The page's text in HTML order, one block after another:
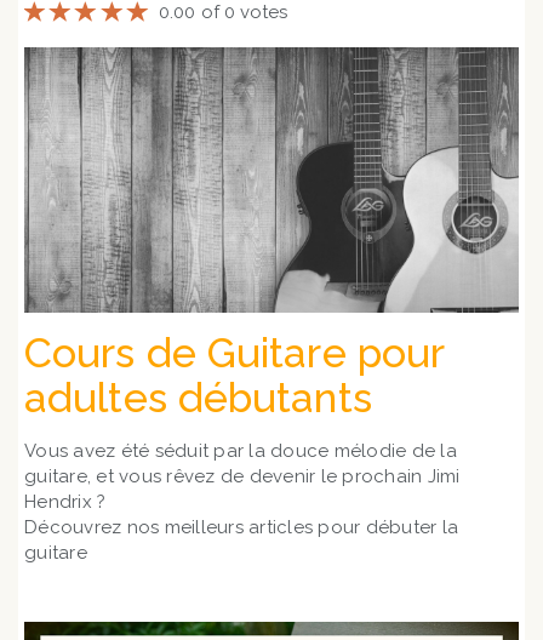
0.00 of 0 votes
Cours de Guitare pour
adultes débutants
Vous avez été séduit par la douce mélodie de la
guitare, et vous rêvez de devenir le prochain Jimi
Hendrix ?
Découvrez nos meilleurs articles pour débuter la
guitare